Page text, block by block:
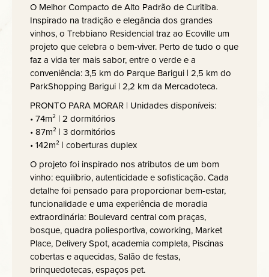
O Melhor Compacto de Alto Padrão de Curitiba.
Inspirado na tradição e elegância dos grandes
vinhos, o Trebbiano Residencial traz ao Ecoville um
projeto que celebra o bem-viver. Perto de tudo o que
faz a vida ter mais sabor, entre o verde e a
conveniência: 3,5 km do Parque Barigui | 2,5 km do
ParkShopping Barigui | 2,2 km da Mercadoteca.
PRONTO PARA MORAR | Unidades disponíveis:
• 74m² | 2 dormitórios
• 87m² | 3 dormitórios
• 142m² | coberturas duplex
O projeto foi inspirado nos atributos de um bom
vinho: equilíbrio, autenticidade e sofisticação. Cada
detalhe foi pensado para proporcionar bem-estar,
funcionalidade e uma experiência de moradia
extraordinária: Boulevard central com praças,
bosque, quadra poliesportiva, coworking, Market
Place, Delivery Spot, academia completa, Piscinas
cobertas e aquecidas, Salão de festas,
brinquedotecas, espaços pet.